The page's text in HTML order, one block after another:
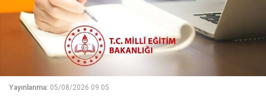
Yayınlanma: 05/08/2026 09:05